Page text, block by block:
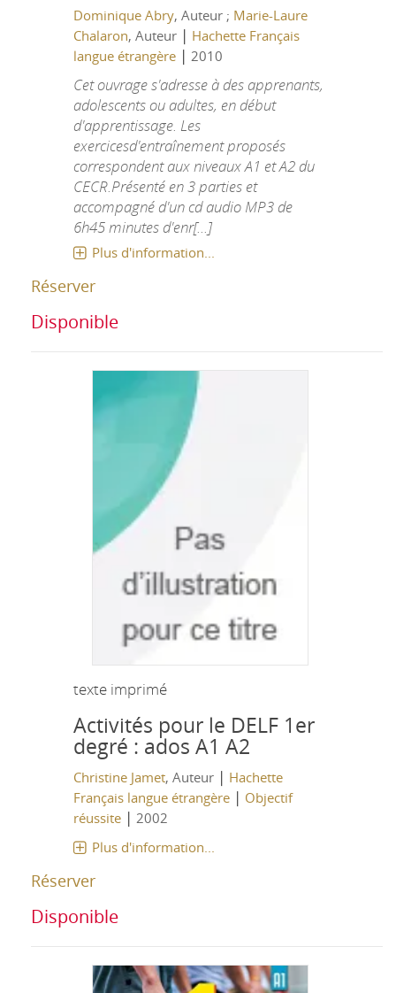
Dominique Abry, Auteur ; Marie-Laure
Chalaron, Auteur | Hachette Français
langue étrangère| 2010
Cet ouvrage s'adresse à des apprenants,
adolescents ou adultes, en début
d'apprentissage. Les
exercicesd'entraînement proposés
correspondent aux niveaux A1 et A2 du
CECR.Présenté en 3 parties et
accompagné d'un cd audio MP3 de
6h45 minutes d'enr[...]
Plus d'information...
Réserver
Disponible
texte imprimé
Activités pour le DELF 1er
degré : ados A1 A2
Christine Jamet, Auteur | Hachette
Français langue étrangère| Objectif
réussite| 2002
Plus d'information...
Réserver
Disponible